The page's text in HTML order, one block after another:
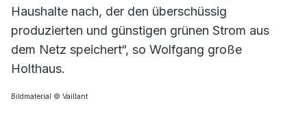
Haushalte nach, der den überschüssig
produzierten und günstigen grünen Strom aus
dem Netz speichert“, so Wolfgang große
Holthaus.
Bildmaterial © Vaillant